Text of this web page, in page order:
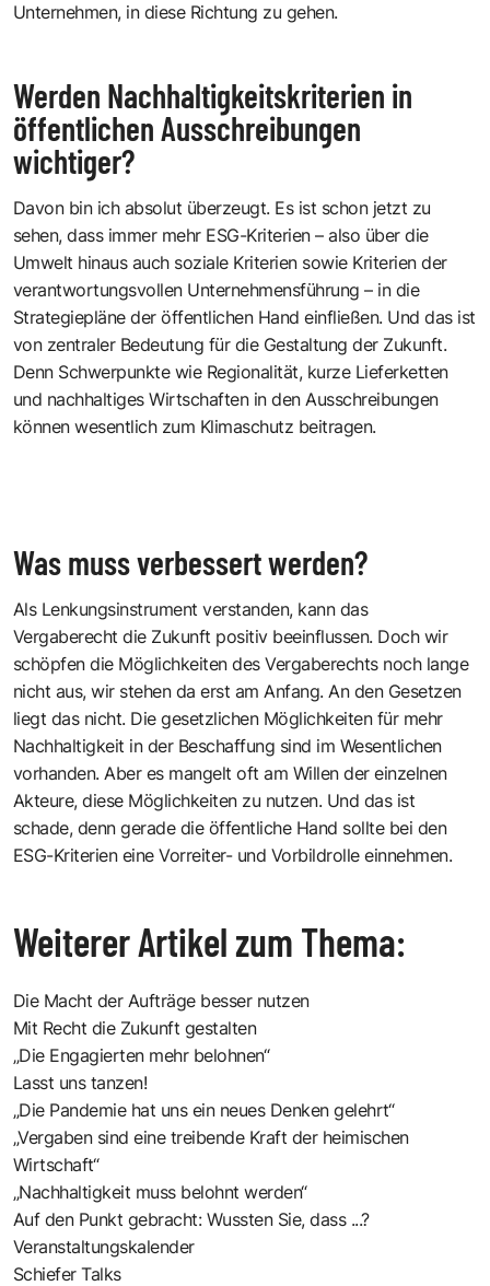
Unternehmen, in diese Richtung zu gehen.
Werden Nachhaltigkeitskriterien in
öffentlichen Ausschreibungen
wichtiger?
Davon bin ich absolut überzeugt. Es ist schon jetzt zu
sehen, dass immer mehr ESG-Kriterien – also über die
Umwelt hinaus auch soziale Kriterien sowie Kriterien der
verantwortungsvollen Unternehmensführung – in die
Strategiepläne der öffentlichen Hand einfließen. Und das ist
von zentraler Bedeutung für die Gestaltung der Zukunft.
Denn Schwerpunkte wie ­Regionalität, kurze Lieferketten
und nachhaltiges Wirtschaften in den Ausschreibungen
können wesentlich zum Klimaschutz beitragen.
Was muss verbessert werden?
Als Lenkungsinstrument verstanden, kann das
Vergaberecht die Zukunft positiv beeinflussen. Doch wir
schöpfen die Möglichkeiten des Vergaberechts noch lange
nicht aus, wir stehen da erst am Anfang. An den Gesetzen
liegt das nicht. Die gesetzlichen Möglichkeiten für mehr
Nachhaltigkeit in der Beschaffung sind im Wesentlichen
vorhanden. Aber es mangelt oft am Willen der einzelnen
Akteure, diese Möglichkeiten zu nutzen. Und das ist
schade, denn gerade die öffentliche Hand sollte bei den
ESG-Kriterien eine Vorreiter- und Vorbildrolle einnehmen.
Weiterer Artikel zum Thema:
Die Macht der Aufträge besser nutzen
Mit Recht die Zukunft gestalten
„Die Engagierten mehr belohnen“
Lasst uns tanzen!
„Die Pandemie hat uns ein neues Denken gelehrt“
„Vergaben sind eine treibende Kraft der heimischen
Wirtschaft“
„Nachhaltigkeit muss belohnt werden“
Auf den Punkt gebracht: Wussten Sie, dass ...?
Veranstaltungskalender
Schiefer Talks